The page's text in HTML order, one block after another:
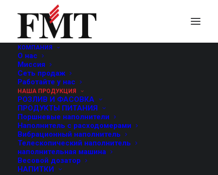
КОМПАНИЯ
О нас
Миссия
Сеть продаж
Работайте у нас
НАША ПРОДУКЦИЯ
РОЗЛИВ И ФАСОВКА
ПРОДУКТЫ ПИТАНИЯ
Поршневые наполнители
Наполнитель с расходомерами
Вибрационный наполнитель
Телескопический наполнитель
наполнительная машина
Весовой дозатор
НАПИТКИ
Укупорочный
автомат